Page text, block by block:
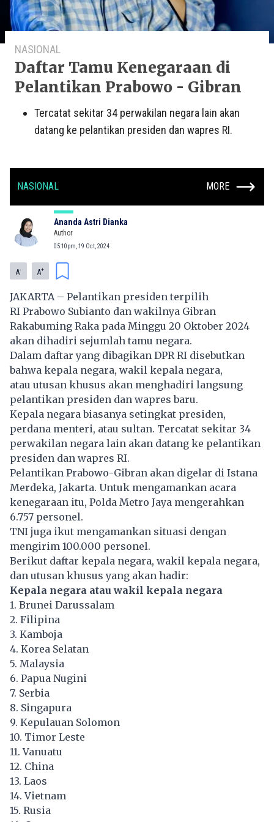
NASIONAL
Daftar Tamu Kenegaraan di
Pelantikan Prabowo - Gibran
Tercatat sekitar 34 perwakilan negara lain akan
datang ke pelantikan presiden dan wapres RI.
NASIONAL MORE
Ananda Astri Dianka
Author
05:10pm, 19 Oct, 2024
A- A+
JAKARTA – Pelantikan presiden terpilih
RI Prabowo Subianto dan wakilnya Gibran
Rakabuming Raka pada Minggu 20 Oktober 2024
akan dihadiri sejumlah tamu negara.
Dalam daftar yang dibagikan DPR RI disebutkan
bahwa kepala negara, wakil kepala negara,
atau utusan khusus akan menghadiri langsung
pelantikan presiden dan wapres baru.
Kepala negara biasanya setingkat presiden,
perdana menteri, atau sultan. Tercatat sekitar 34
perwakilan negara lain akan datang ke pelantikan
presiden dan wapres RI.
Pelantikan Prabowo-Gibran akan digelar di Istana
Merdeka, Jakarta. Untuk mengamankan acara
kenegaraan itu, Polda Metro Jaya mengerahkan
6.757 personel.
TNI juga ikut mengamankan situasi dengan
mengirim 100.000 personel.
Berikut daftar kepala negara, wakil kepala negara,
dan utusan khusus yang akan hadir:
Kepala negara atau wakil kepala negara
1. Brunei Darussalam
2. Filipina
3. Kamboja
4. Korea Selatan
5. Malaysia
6. Papua Nugini
7. Serbia
8. Singapura
9. Kepulauan Solomon
10. Timor Leste
11. Vanuatu
12. China
13. Laos
14. Vietnam
15. Rusia